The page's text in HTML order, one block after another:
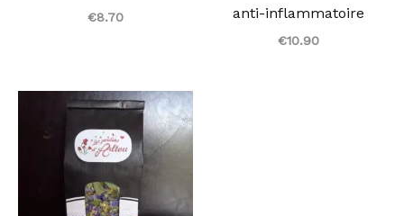
€8.70
anti-inflammatoire
€10.90